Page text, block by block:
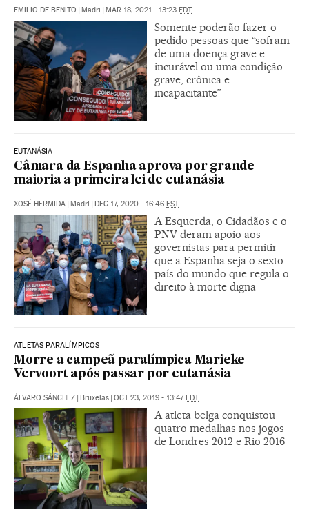
EMILIO DE BENITO Madri MAR 18, 2021 - 13:23 EDT
Somente poderão fazer o
pedido pessoas que “sofram
de uma doença grave e
incurável ou uma condição
grave, crônica e
incapacitante”
EUTANÁSIA
Câmara da Espanha aprova por grande
maioria a primeira lei de eutanásia
XOSÉ HERMIDA Madri DEC 17, 2020 - 16:46 EST
A Esquerda, o Cidadãos e o
PNV deram apoio aos
governistas para permitir
que a Espanha seja o sexto
país do mundo que regula o
direito à morte digna
ATLETAS PARALÍMPICOS
Morre a campeã paralímpica Marieke
Vervoort após passar por eutanásia
ÁLVARO SÁNCHEZ | Bruxelas | OCT 23, 2019 - 13:47EDT
A atleta belga conquistou
quatro medalhas nos jogos
de Londres 2012 e Rio 2016